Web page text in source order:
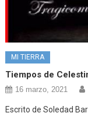
MI TIERRA
Tiempos de
16 marzo, 2021
Escrito de Soledad